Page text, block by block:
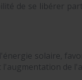
de se libérer
solaire,
l'augmentation de